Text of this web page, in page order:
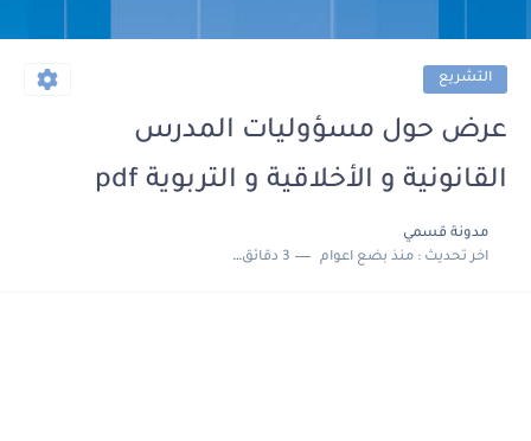
التشريع
عرض حول مسؤوليات المدرس
القانونية و الأخلاقية و التربوية pdf
مدونة قسمي
اخر تحديث :منذ بضع اعوام 3 دقائق للقراءة